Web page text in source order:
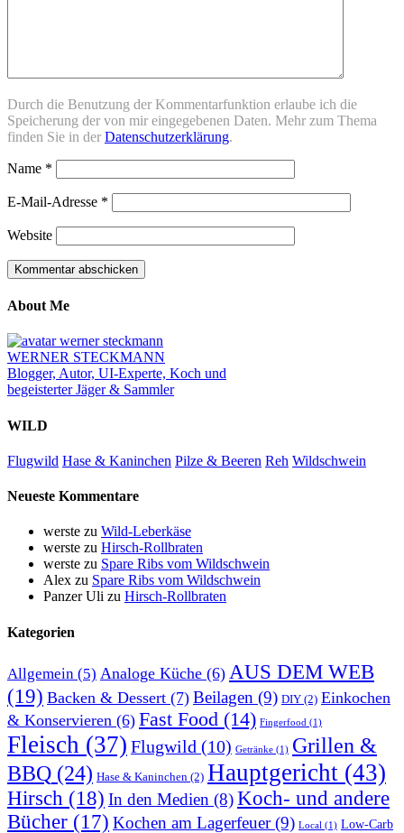
Durch die Benutzung der Kommentarfunktion erlaube ich die
Speicherung der von mir eingegebenen Daten. Mehr zum Thema
finden Sie in der Datenschutzerklärung.
Name *
E-Mail-Adresse *
Website
About Me
WERNER STECKMANN
Blogger, Autor, UI-Experte, Koch und
begeisterter Jäger & Sammler
WILD
Flugwild Hase & Kaninchen Pilze & Beeren Reh Wildschwein
Neueste Kommentare
werste zu Wild-Leberkäse
werste zu Hirsch-Rollbraten
werste zu Spare Ribs vom Wildschwein
Alex zu Spare Ribs vom Wildschwein
Panzer Uli zu Hirsch-Rollbraten
Kategorien
Allgemein (5) Analoge Küche (6) AUS DEM WEB
(19) Backen & Dessert (7) Beilagen (9) DIY (2) Einkochen
& Konservieren (6) Fast Food (14) Fingerfood (1)
Fleisch (37) Flugwild (10) Getränke (1) Grillen &
BBQ (24) Hase & Kaninchen (2) Hauptgericht (43)
Hirsch (18) In den Medien (8)Koch- und andere
Bücher (17) Kochen am Lagerfeuer(9) Local (1) Low-Carb